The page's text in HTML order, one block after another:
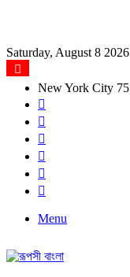
Saturday, August 8 2026
New York City 75
Menu